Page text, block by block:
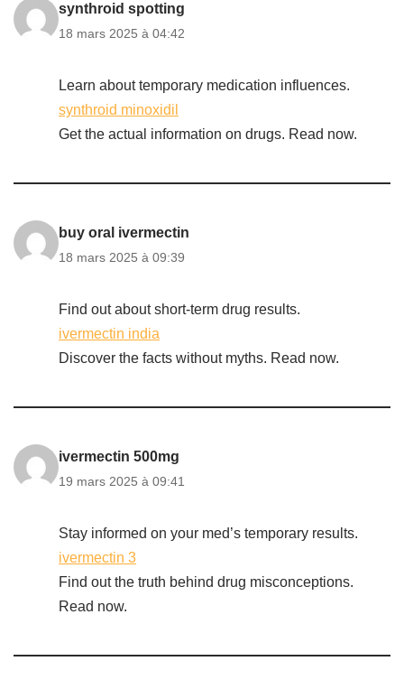
synthroid spotting
18 mars 2025 à 04:42
Learn about temporary medication influences.
synthroid minoxidil
Get the actual information on drugs. Read now.
buy oral ivermectin
18 mars 2025 à 09:39
Find out about short-term drug results.
ivermectin india
Discover the facts without myths. Read now.
ivermectin 500mg
19 mars 2025 à 09:41
Stay informed on your med’s temporary results.
ivermectin 3
Find out the truth behind drug misconceptions.
Read now.